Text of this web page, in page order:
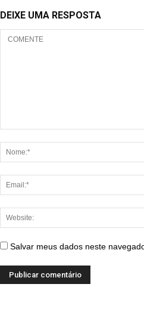
DEIXE UMA RESPOSTA
Salvar meus dados neste